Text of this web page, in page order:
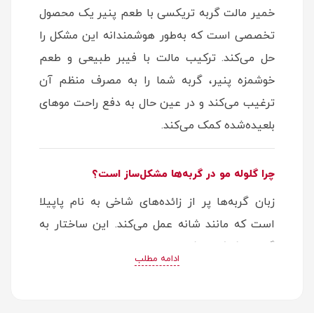
خمیر مالت گربه تریکسی با طعم پنیر یک محصول
تخصصی است که به‌طور هوشمندانه این مشکل را
حل می‌کند. ترکیب مالت با فیبر طبیعی و طعم
خوشمزه پنیر، گربه شما را به مصرف منظم آن
ترغیب می‌کند و در عین حال به دفع راحت موهای
بلعیده‌شده کمک می‌کند.
چرا گلوله مو در گربه‌ها مشکل‌ساز است؟
زبان گربه‌ها پر از زائده‌های شاخی به نام پاپیلا
است که مانند شانه عمل می‌کند. این ساختار به
گربه‌ها کمک می‌کند موهای مرده را از پوست خود
جدا کنند، اما در عین حال باعث می‌شود این موها
ادامه مطلب